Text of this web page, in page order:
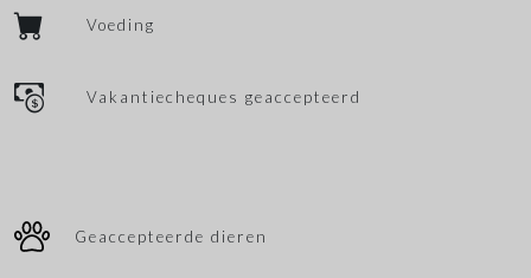
Voeding
Vakantiecheques geaccepteerd
Geaccepteerde dieren